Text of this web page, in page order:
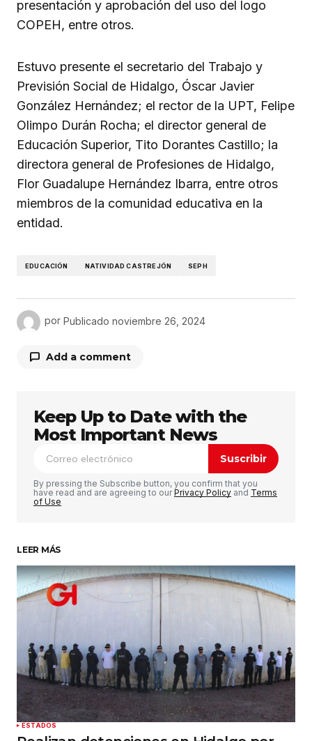
presentación y aprobación del uso del logo
COPEH, entre otros.
Estuvo presente el secretario del Trabajo y
Previsión Social de Hidalgo, Óscar Javier
González Hernández; el rector de la UPT, Felipe
Olimpo Durán Rocha; el director general de
Educación Superior, Tito Dorantes Castillo; la
directora general de Profesiones de Hidalgo,
Flor Guadalupe Hernández Ibarra, entre otros
miembros de la comunidad educativa en la
entidad.
EDUCACIÓN NATIVIDAD CASTREJÓN SEPH
por Publicado noviembre 26, 2024
Add a comment
Tu dirección de correo electrónico no será
publicada. Los campos obligatorios están
marcados con *
Comentario *
Su nombre*
Guardar mi nombre, correo electrónico y sitio
web en este navegador para la próxima vez que
haga un comentario.
Enviar comentario
Keep Up to Date with the
Most Important News
Suscribir
By pressing the Subscribe button, you confirm that you
have read and are agreeing to ourPrivacy Policy and Terms
of Use
LEER MÁS
ESTADOS